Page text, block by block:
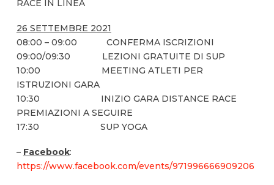
RACE IN LINEA
26 SETTEMBRE 2021
08:00 – 09:00 CONFERMA ISCRIZIONI
09:00/09:30 LEZIONI GRATUITE DI SUP
10:00 MEETING ATLETI PER
ISTRUZIONI GARA
10:30 INIZIO GARA DISTANCE RACE
PREMIAZIONI A SEGUIRE
17:30 SUP YOGA
– Facebook:
https://www.facebook.com/events/971996666909206